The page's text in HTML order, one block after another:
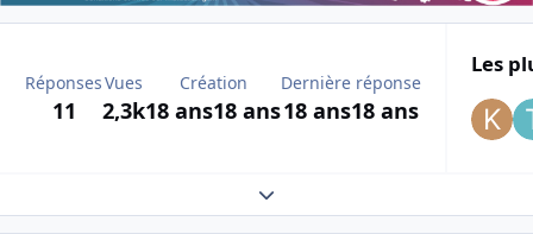
Réponses
11
Vues
2,3k
Création
18 ans18 ans
Dernière réponse
18 ans18 ans
Les
Expand topic overview